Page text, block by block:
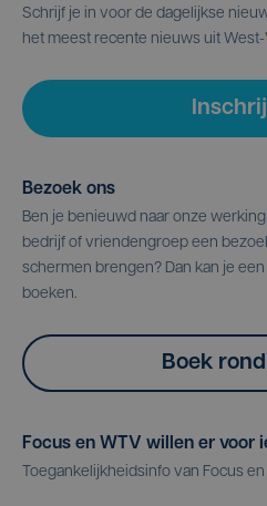
Schrijf je in voor de dagelijkse
het meest recente nieuws uit
Bezoek ons
Ben je benieuwd naar onze
bedrijf of vriendengroep een
schermen brengen? Dan kan je
boeken.
Boek
Focus en WTV willen er voor
Toegankelijkheidsinfo van Focus